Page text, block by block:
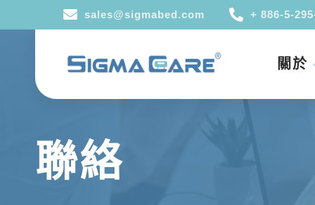
sales@sigmabed.com + 886-5-
關於
聯絡